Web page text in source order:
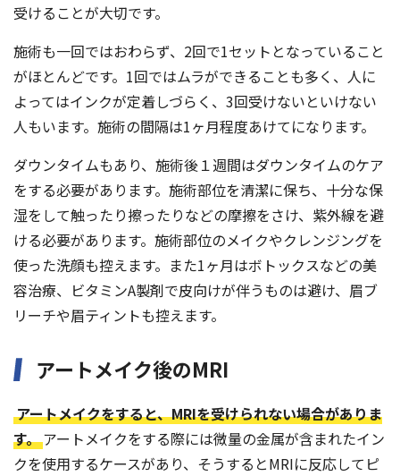
受けることが大切です。
施術も一回ではおわらず、2回で1セットとなっていること
がほとんどです。1回ではムラができることも多く、人に
よってはインクが定着しづらく、3回受けないといけない
人もいます。施術の間隔は1ヶ月程度あけてになります。
ダウンタイムもあり、施術後１週間はダウンタイムのケア
をする必要があります。施術部位を清潔に保ち、十分な保
湿をして触ったり擦ったりなどの摩擦をさけ、紫外線を避
ける必要があります。施術部位のメイクやクレンジングを
使った洗顔も控えます。また1ヶ月はボトックスなどの美
容治療、ビタミンA製剤で皮向けが伴うものは避け、眉ブ
リーチや眉ティントも控えます。
アートメイク後のMRI
アートメイクをすると、MRIを受けられない場合がありま
す。アートメイクをする際には微量の金属が含まれたイン
クを使用するケースがあり、そうするとMRIに反応してピ